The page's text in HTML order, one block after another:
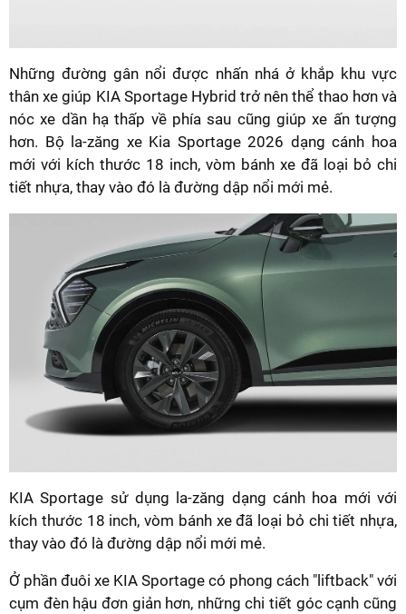
Những đường gân nổi được nhấn nhá ở khắp khu vực
thân xe giúp KIA Sportage Hybrid trở nên thể thao hơn và
nóc xe dần hạ thấp về phía sau cũng giúp xe ấn tượng
hơn. Bộ la-zăng xe Kia Sportage 2026 dạng cánh hoa
mới với kích thước 18 inch, vòm bánh xe đã loại bỏ chi
tiết nhựa, thay vào đó là đường dập nổi mới mẻ.
KIA Sportage sử dụng la-zăng dạng cánh hoa mới với
kích thước 18 inch, vòm bánh xe đã loại bỏ chi tiết nhựa,
thay vào đó là đường dập nổi mới mẻ.
Ở phần đuôi xe KIA Sportage có phong cách "liftback" với
cụm đèn hậu đơn giản hơn, những chi tiết góc cạnh cũng